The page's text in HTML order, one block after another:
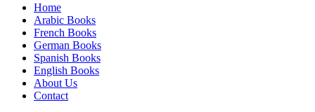
Home
Arabic Books
French Books
German Books
Spanish Books
English Books
About Us
Contact